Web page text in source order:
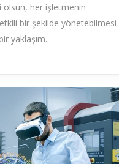
olsun, her işletmenin
etkili bir şekilde yönetebilmesi
yaklaşım...